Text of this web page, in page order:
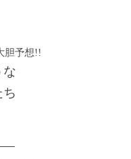
胆予想!!
な
――